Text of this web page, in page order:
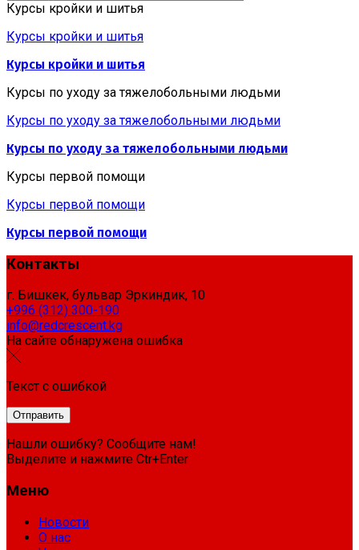
Курсы кройки и шитья
Курсы кройки и шитья
Курсы кройки и шитья
Курсы по уходу за тяжелобольными людьми
Курсы по уходу за тяжелобольными людьми
Курсы по уходу за тяжелобольными людьми
Курсы первой помощи
Курсы первой помощи
Курсы первой помощи
Контакты
г. Бишкек, бульвар Эркиндик, 10
+996 (312) 300-190
info@redcrescent.kg
На сайте обнаружена ошибка
Текст с ошибкой
Нашли ошибку? Сообщите нам!
Выделите и нажмите Ctr+Enter
Меню
Новости
О нас